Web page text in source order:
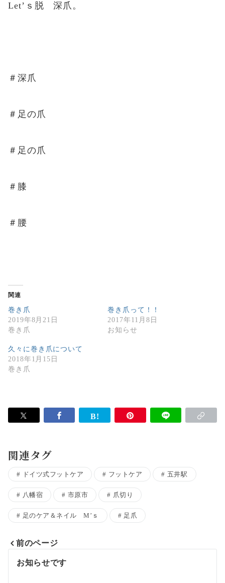
Let’ｓ脱 深爪。
＃深爪
＃足の爪
＃足の爪
＃膝
＃腰
関連
巻き爪
2019年8月21日
巻き爪
巻き爪って！！
2017年11月8日
お知らせ
久々に巻き爪について
2018年1月15日
巻き爪
関連タグ
ドイツ式フットケア フットケア 五井駅
八幡宿 市原市 爪切り
足のケア＆ネイル M’ｓ 足爪
投
前のページ
お知らせです